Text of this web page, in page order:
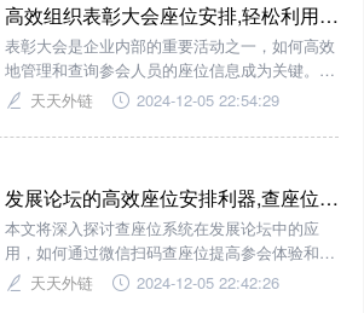
高效组织表彰大会座位安排,轻松利用扫码查座位系统提升体验
表彰大会是企业内部的重要活动之一，如何高效
地管理和查询参会人员的座位信息成为关键。本
文将介绍如何使用查座位系统，通过微信扫码快
满意度。
天天外链 2024-12-05 22:54:29
发展论坛的高效座位安排利器,查座位系统的功能全面解析
本文将深入探讨查座位系统在发展论坛中的应
用，如何通过微信扫码查座位提高参会体验和管
理效率。无论是大型论坛还是小型研讨会，查座
天天外链 2024-12-05 22:42:26